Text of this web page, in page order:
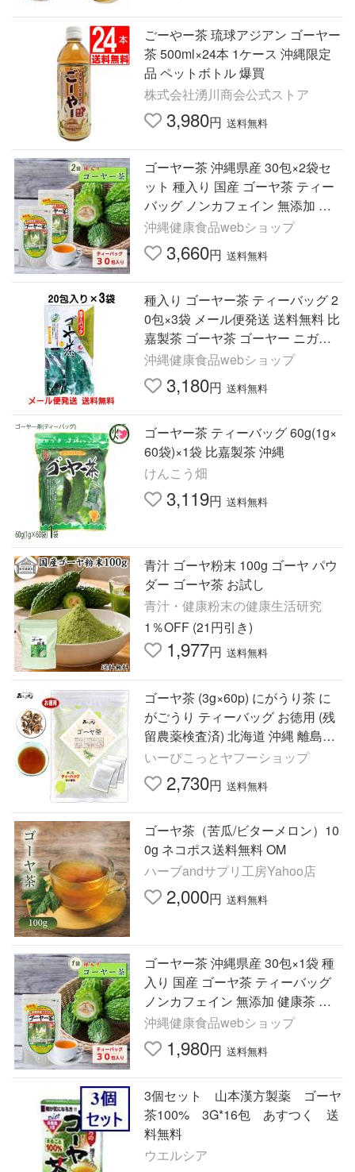
ごーやー茶 琉球アジアン ゴーヤー
茶 500ml×24本 1ケース 沖縄限定
品 ペットボトル 爆買
株式会社湧川商会公式ストア
3,980円 送料無料
ゴーヤー茶 沖縄県産 30包×2袋セ
ット 種入り 国産 ゴーヤ茶 ティー
バッグ ノンカフェイン 無添加 健
康茶 苦瓜茶 ティーパック お茶 送
料無料 うっちん沖縄
沖縄健康食品webショップ
3,660円 送料無料
種入り ゴーヤー茶 ティーバッグ 2
0包×3袋 メール便発送 送料無料 比
嘉製茶 ゴーヤ茶 ゴーヤー ニガウ
リ 健康野菜 夏野菜夏 バテ防止 送
料無料
沖縄健康食品webショップ
3,180円 送料無料
ゴーヤー茶 ティーバッグ 60g(1g×
60袋)×1袋 比嘉製茶 沖縄
けんこう畑
3,119円 送料無料
青汁 ゴーヤ粉末 100g ゴーヤ パウ
ダー ゴーヤ茶 お試し
青汁・健康粉末の健康生活研究
1％OFF (21円引き)
1,977円 送料無料
ゴーヤ茶 (3g×60p) にがうり茶 に
がごうり ティーバッグ お徳用 (残
留農薬検査済) 北海道 沖縄 離島も
無料配送可 森のこかげ 健康TB 健
徳T
いーぴこっとヤフーショップ
2,730円 送料無料
ゴーヤ茶（苦瓜/ビターメロン）10
0g ネコポス送料無料 OM
ハーブandサプリ工房Yahoo店
2,000円 送料無料
ゴーヤー茶 沖縄県産 30包×1袋 種
入り 国産 ゴーヤ茶 ティーバッグ
ノンカフェイン 無添加 健康茶 苦
瓜茶 ティーパック お茶 ポイント
消化 うっちん沖縄
沖縄健康食品webショップ
1,980円 送料無料
3個セット 山本漢方製薬 ゴーヤ
茶100% 3G*16包 あすつく 送
料無料
ウエルシア